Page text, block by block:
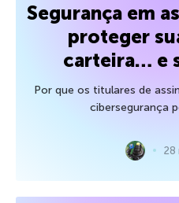
Segurança em
proteger
carteira… e
Por que os titulares de
cibersegurança
28